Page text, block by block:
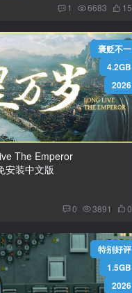
1 6683 15
褒贬不一
4.2GB
2026
The Emperor
免安装中文版
0 3891 0
特别好评
1.5GB
2026